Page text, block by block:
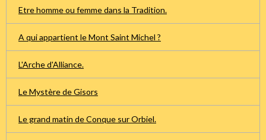
Etre homme ou femme dans la Tradition.
A qui appartient le Mont Saint Michel ?
L'Arche d'Alliance.
Le Mystère de Gisors
Le grand matin de Conque sur Orbiel.